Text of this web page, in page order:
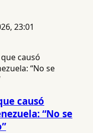
23:01
causó
“No se